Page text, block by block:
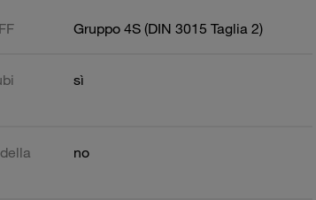
Gruppo 4S (DIN 3015 Taglia 2)
sì
no